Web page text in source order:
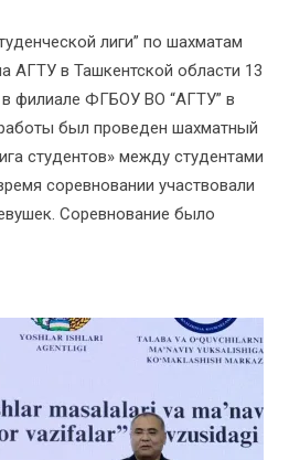
лиги” по шахматам
АГТУ в Ташкентской области 13
в филиале ФГБОУ ВО “АГТУ” в
был проведен шахматный
студентов» между студентами
соревновании участвовали
Соревнование было